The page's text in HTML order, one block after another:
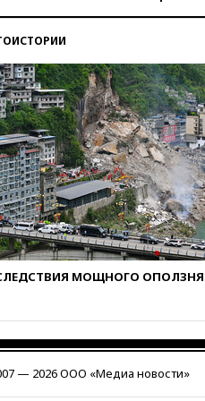
МОЩНОГО ОПОЛЗНЯ
— 2026 ООО «Медиа новости»